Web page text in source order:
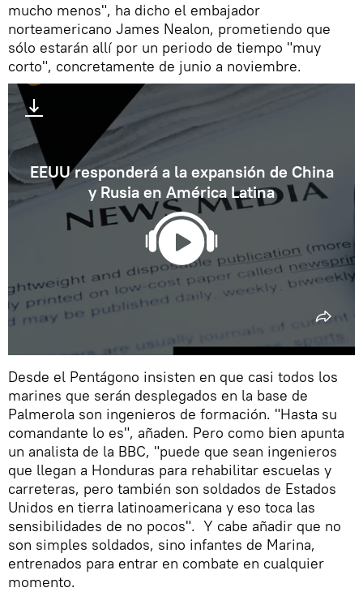
mucho menos", ha dicho el embajador
norteamericano James Nealon, prometiendo que
sólo estarán allí por un periodo de tiempo "muy
corto", concretamente de junio a noviembre.
EEUU responderá a la expansión de China
y Rusia en América Latina
Desde el Pentágono insisten en que casi todos los
marines que serán desplegados en la base de
Palmerola son ingenieros de formación. "Hasta su
comandante lo es", añaden. Pero como bien apunta
un analista de la BBC, "puede que sean ingenieros
que llegan a Honduras para rehabilitar escuelas y
carreteras, pero también son soldados de Estados
Unidos en tierra latinoamericana y eso toca las
sensibilidades de no pocos". Y cabe añadir que no
son simples soldados, sino infantes de Marina,
entrenados para entrar en combate en cualquier
momento.